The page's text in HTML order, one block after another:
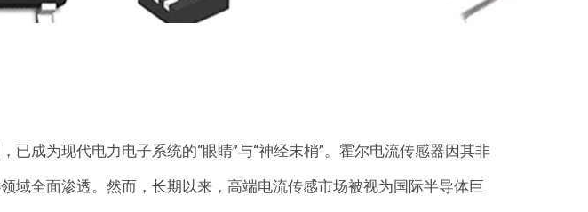
成为现代电力电子系统的“眼睛”与“神经末梢”。霍尔电流传感器因其非
域全面渗透。然而，长期以来，高端电流传感市场被视为国际半导体巨